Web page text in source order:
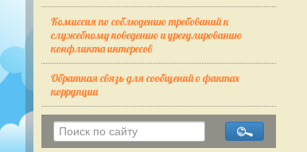
Комиссия по соблюдению требований к
служебному поведению и урегулированию
конфликта интересов
Обратная связь для сообщений о фактах
коррупции